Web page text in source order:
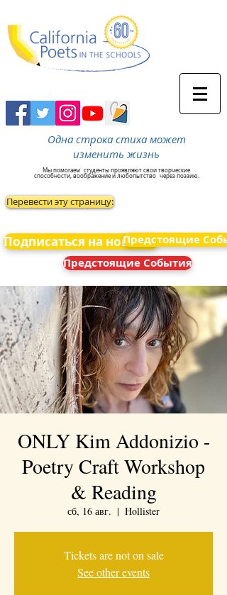
Одна строка стиха может
изменить жизнь
Мы помогаем студенты проявляют свои творческие
способности, воображение и любопытство через поэзию.
Перевести эту страницу:
Подписаться на новостиПредстоящие
Предстоящие События
ONLY Kim Addonizio -
Poetry Craft Workshop
& Reading
сб, 16 авг.
  |
Hollister
Tickets are not on sale
See other events